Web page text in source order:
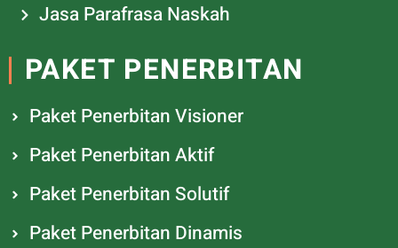
Jasa Parafrasa Naskah
PAKET PENERBITAN
Paket Penerbitan Visioner
Paket Penerbitan Aktif
Paket Penerbitan Solutif
Paket Penerbitan Dinamis